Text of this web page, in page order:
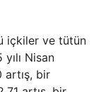
içkiler ve tütün
Nisan
artış, bir